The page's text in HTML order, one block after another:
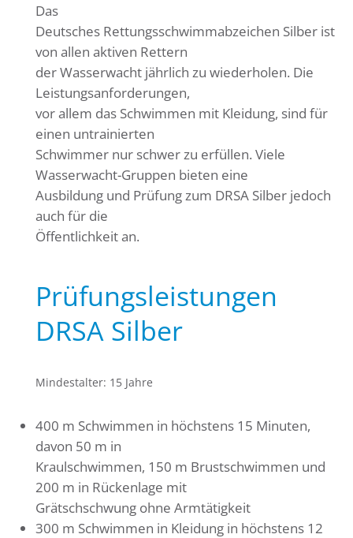
Das
Deutsches Rettungsschwimmabzeichen Silber ist
von allen aktiven Rettern
der Wasserwacht jährlich zu wiederholen. Die
Leistungsanforderungen,
vor allem das Schwimmen mit Kleidung, sind für
einen untrainierten
Schwimmer nur schwer zu erfüllen. Viele
Wasserwacht-Gruppen bieten eine
Ausbildung und Prüfung zum DRSA Silber jedoch
auch für die
Öffentlichkeit an.
Prüfungsleistungen
DRSA Silber
Mindestalter: 15 Jahre
400 m Schwimmen in höchstens 15 Minuten,
davon 50 m in
Kraulschwimmen, 150 m Brustschwimmen und
200 m in Rückenlage mit
Grätschschwung ohne Armtätigkeit
300 m Schwimmen in Kleidung in höchstens 12